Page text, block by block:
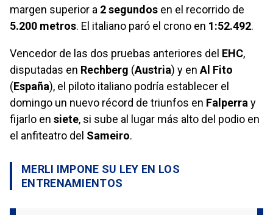
margen superior a 2 segundos en el recorrido de
5.200 metros. El italiano paró el crono en 1:52.492.
Vencedor de las dos pruebas anteriores del EHC,
disputadas en Rechberg (Austria) y en Al Fito
(España), el piloto italiano podría establecer el
domingo un nuevo récord de triunfos en Falperra y
fijarlo en siete, si sube al lugar más alto del podio en
el anfiteatro del Sameiro.
MERLI IMPONE SU LEY EN LOS
ENTRENAMIENTOS